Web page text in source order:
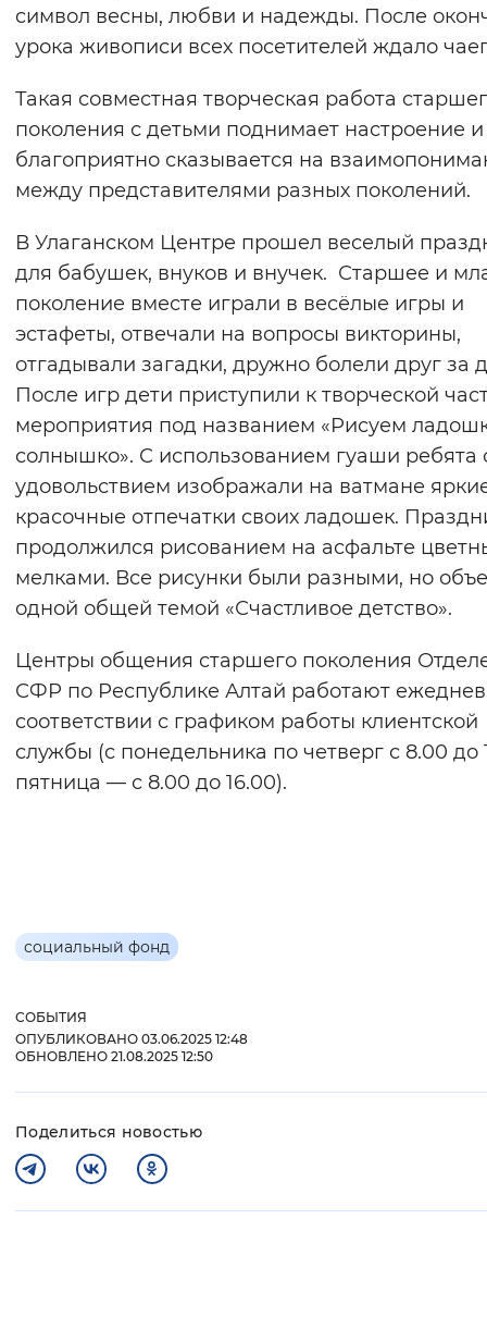
символ весны, любви и надежды. После
урока живописи всех посетителей ждало
Такая совместная творческая работа
поколения с детьми поднимает настроение и
благоприятно сказывается на
между представителями разных поколений.
В Улаганском Центре прошел веселый
для бабушек, внуков и внучек. Старшее и
поколение вместе играли в весёлые игры и
эстафеты, отвечали на вопросы викторины,
отгадывали загадки, дружно болели друг за
После игр дети приступили к творческой
мероприятия под названием «Рисуем
солнышко». С использованием гуаши ребята
удовольствием изображали на ватмане
красочные отпечатки своих ладошек.
продолжился рисованием на асфальте
мелками. Все рисунки были разными, но
одной общей темой «Счастливое детство».
Центры общения старшего поколения
СФР по Республике Алтай работают
соответствии с графиком работы клиентской
службы (с понедельника по четверг с 8.00 до
пятница — с 8.00 до 16.00).
СОБЫТИЯ
ОПУБЛИКОВАНО 03.06.2025 12:48
ОБНОВЛЕНО 21.08.2025 12:50
Поделиться новостью
социальный фонд